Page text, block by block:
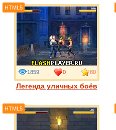
Легенда уличных боёв
1859 0 80
HTML5
HTML5